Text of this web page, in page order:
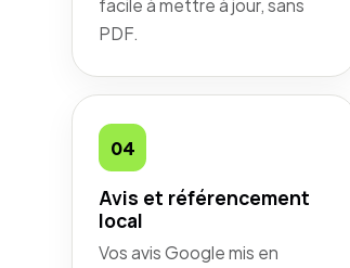
facile à mettre à jour, sans
PDF.
04
Avis et référencement
local
Vos avis Google mis en